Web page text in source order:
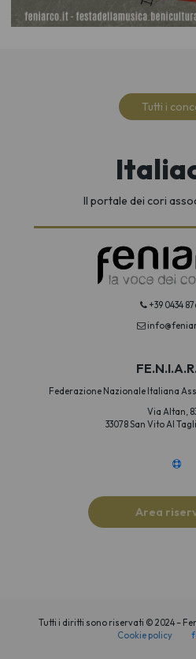
Tutti i
Il portale dei cori
+39 0434
Federazione Nazionale Italiana
Via Altan,
33078 San Vito Al
Area
Tutti i diritti sono riservati © 2024 –
Cookie policy